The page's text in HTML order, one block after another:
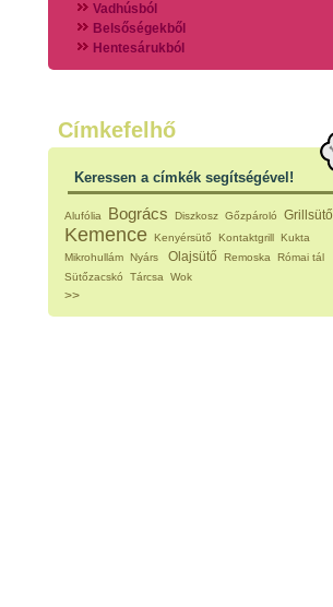
Vadhúsból
Belsőségekből
Hentesárukból
Vadszárnyasokból
Halak
Hidegvérűek
Klasszikus főzelékek
Hústalan feltétek
Zöldséges ételek
Saláták
Hidegkonyhai készítmények
Főtt tészták
Címkefelhő
Keressen a címkék segítségével!
Alufólia Bogrács Diszkosz Gőzpároló Grillsütő
Kemence Kenyérsütő Kontaktgrill Kukta
Mikrohullám Nyárs Olajsütő Remoska
Római tál
Sütőzacskó
Tárcsa Wok
>>